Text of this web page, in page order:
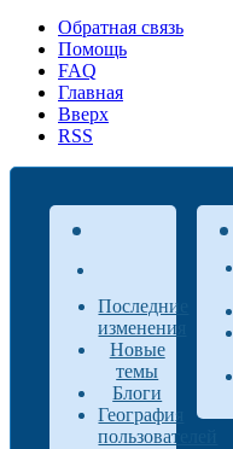
Обратная связь
Помощь
FAQ
Главная
Вверх
RSS
Последние
изменения
Новые
темы
Блоги
География
пользователей